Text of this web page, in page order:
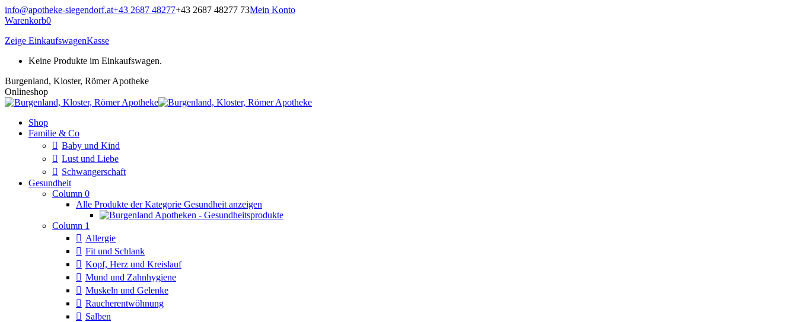
Zum
Inhalt
info@apotheke-siegendorf.at+43 2687 48277+43 2687 48277 73Mein Konto
Warenkorb0
Zeige EinkaufswagenKasse
Keine Produkte im Einkaufswagen.
Burgenland, Kloster, Römer Apotheke
Onlineshop
Shop
Familie & Co
Baby und Kind
Lust und Liebe
Schwangerschaft
Gesundheit
Column 0
Alle Produkte der Kategorie Gesundheit anzeigen
Column 1
Allergie
Fit und Schlank
Kopf, Herz und Kreislauf
Mund und Zahnhygiene
Muskeln und Gelenke
Raucherentwöhnung
Salben